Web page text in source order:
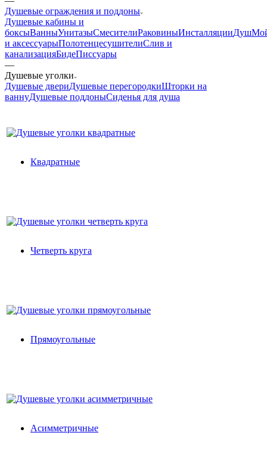
Душевые ограждения и поддоны
Душевые кабины и
боксыВанныУнитазыСмесителиРаковиныИнсталляцииДуш
и аксессуарыПолотенцесушителиСлив и
канализацияБидеПиссуары
—
Душевые уголки
Душевые двериДушевые перегородкиШторки на
ваннуДушевые поддоныСиденья для душа
Квадратные
Четверть круга
Прямоугольные
Асимметричные